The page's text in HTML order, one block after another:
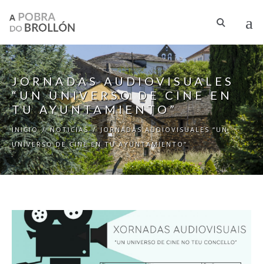
JORNADAS AUDIOVISUALES
“UN UNIVERSO DE CINE EN
TU AYUNTAMIENTO”
INICIO / NOTICIAS / JORNADAS AUDIOVISUALES “UN
UNIVERSO DE CINE EN TU AYUNTAMIENTO”